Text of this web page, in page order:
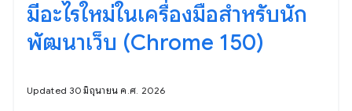
มีอะไรใหม่ในเครื่องมือสำหรับนัก
พัฒนาเว็บ (Chrome 150)
Updated 30 มิถุนายน ค.ศ. 2026